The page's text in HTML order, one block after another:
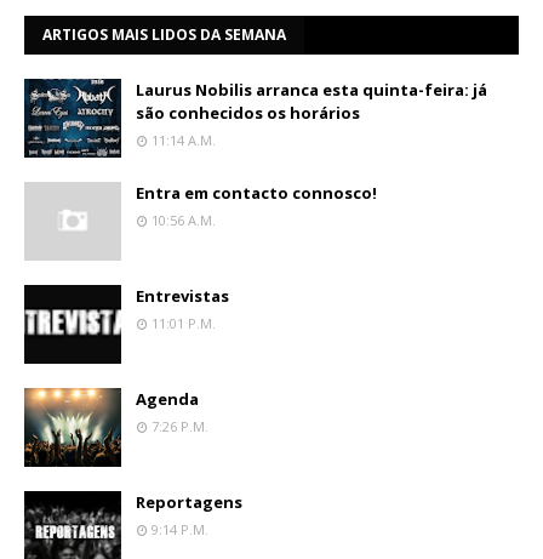
ARTIGOS MAIS LIDOS DA SEMANA
Laurus Nobilis arranca esta quinta-feira: já
são conhecidos os horários
11:14 A.m.
Entra em contacto connosco!
10:56 A.m.
Entrevistas
11:01 P.m.
Agenda
7:26 P.m.
Reportagens
9:14 P.m.